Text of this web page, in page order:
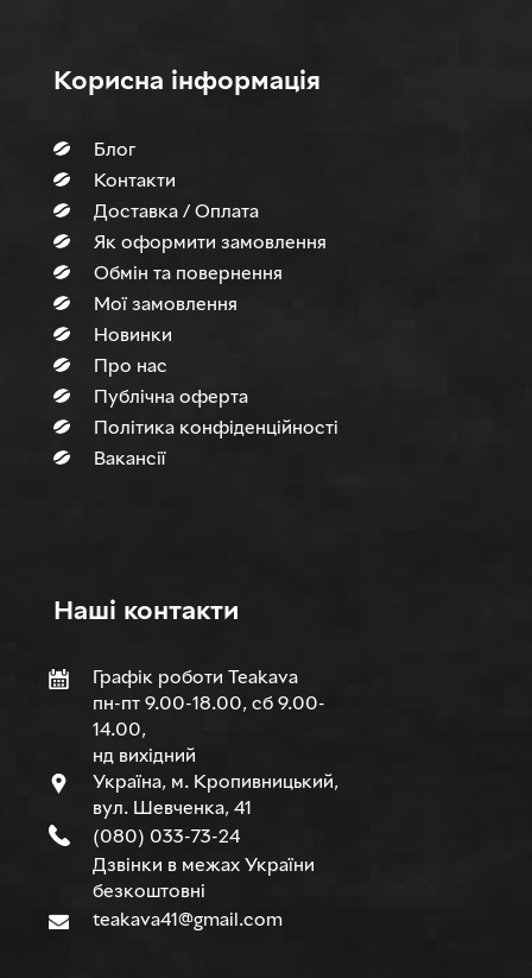
Корисна інформація
Блог
Контакти
Доставка / Оплата
Як оформити замовлення
Обмін та повернення
Мої замовлення
Новинки
Про нас
Публічна оферта
Політика конфіденційності
Вакансії
Нашi контакти
Графік роботи Teakava
пн-пт 9.00-18.00, сб 9.00-
14.00,
нд вихідний
Україна, м. Кропивницький,
вул. Шевченка, 41
(080) 033-73-24
Дзвінки в межах України
безкоштовні
teakava41@gmail.com